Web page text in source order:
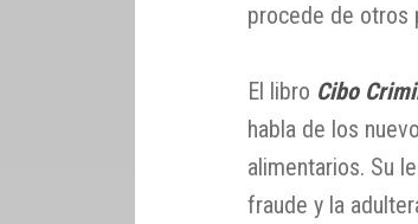
procede de otros
El libro Cibo
habla de los
alimentarios. Su
fraude y la